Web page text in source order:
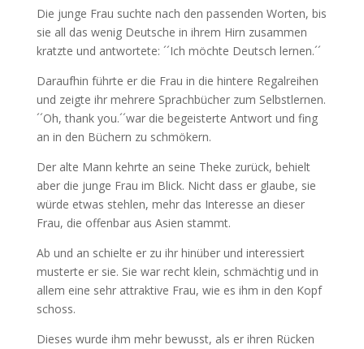
Die junge Frau suchte nach den passenden Worten, bis
sie all das wenig Deutsche in ihrem Hirn zusammen
kratzte und antwortete: ´´Ich möchte Deutsch lernen.´´
Daraufhin führte er die Frau in die hintere Regalreihen
und zeigte ihr mehrere Sprachbücher zum Selbstlernen.
´´Oh, thank you.´´war die begeisterte Antwort und fing
an in den Büchern zu schmökern.
Der alte Mann kehrte an seine Theke zurück, behielt
aber die junge Frau im Blick. Nicht dass er glaube, sie
würde etwas stehlen, mehr das Interesse an dieser
Frau, die offenbar aus Asien stammt.
Ab und an schielte er zu ihr hinüber und interessiert
musterte er sie. Sie war recht klein, schmächtig und in
allem eine sehr attraktive Frau, wie es ihm in den Kopf
schoss.
Dieses wurde ihm mehr bewusst, als er ihren Rücken